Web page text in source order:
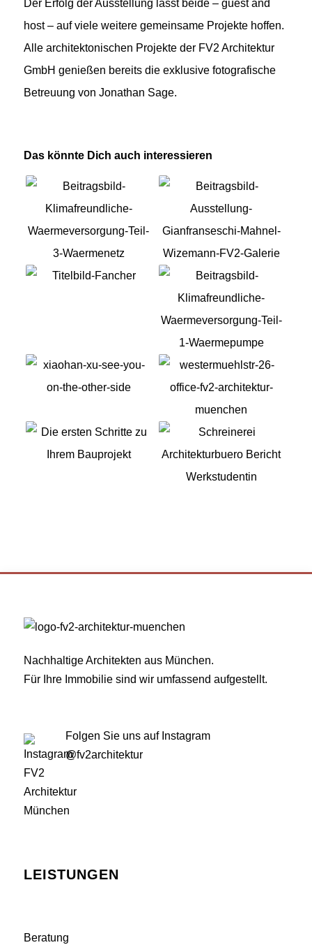
Der Erfolg der Ausstellung lässt beide – guest and
host – auf viele weitere gemeinsame Projekte hoffen.
Alle architektonischen Projekte der FV2 Architektur
GmbH genießen bereits die exklusive fotografische
Betreuung von Jonathan Sage.
Das könnte Dich auch interessieren
Nachhaltige Architekten aus München.
Für Ihre Immobilie sind wir umfassend aufgestellt.
Folgen Sie uns auf Instagram
@fv2architektur
LEISTUNGEN
Beratung